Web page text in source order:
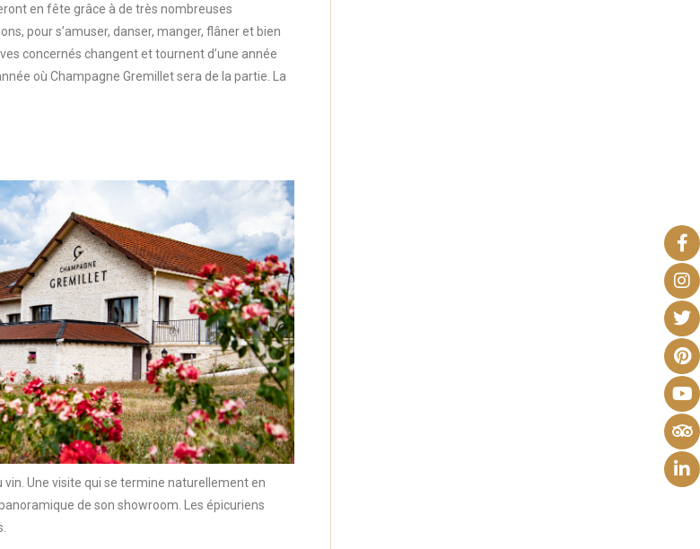
en fête grâce à de très nombreuses
pour s’amuser, danser, manger, flâner et bien
concernés changent et tournent d’une année
où Champagne Gremillet sera de la partie. La
Une visite qui se termine naturellement en
de son showroom. Les épicuriens